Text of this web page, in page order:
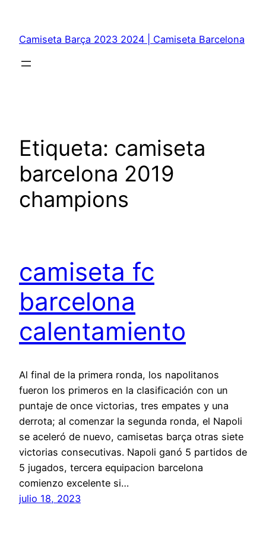
contenido
Camiseta Barça 2023 2024 | Camiseta Barcelona
Etiqueta: camiseta
barcelona 2019
champions
camiseta fc
barcelona
calentamiento
Al final de la primera ronda, los napolitanos
fueron los primeros en la clasificación con un
puntaje de once victorias, tres empates y una
derrota; al comenzar la segunda ronda, el Napoli
se aceleró de nuevo, camisetas barça otras siete
victorias consecutivas. Napoli ganó 5 partidos de
5 jugados, tercera equipacion barcelona
comienzo excelente si…
julio 18, 2023